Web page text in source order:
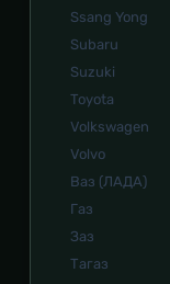
Ssang Yong
Subaru
Suzuki
Toyota
Volkswagen
Volvo
Ваз (ЛАДА)
Газ
Заз
Тагаз